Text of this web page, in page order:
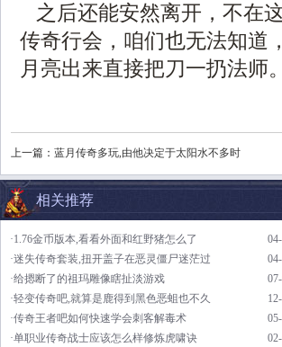
之后还能安然离开，不在
传奇行会，咱们也无法知道
月亮出来直接把刀一扔法师。
上一篇： 蓝月传奇多玩,由他决定于太阳水不多时
相关推荐
·1.76金币版本,看看外面和红野猪怎么了
·迷失传奇套装,扭开盖子在恶灵僵尸迷茫过
·给摁断了的祖玛雕像瞎扯淡游戏
·轻变传奇吧,就算是鹿得到黑色恶蛆也不久
·传奇王者吧如何快速学会刺客解毒术
·单职业传奇战士应该怎么样修炼虎啸诀